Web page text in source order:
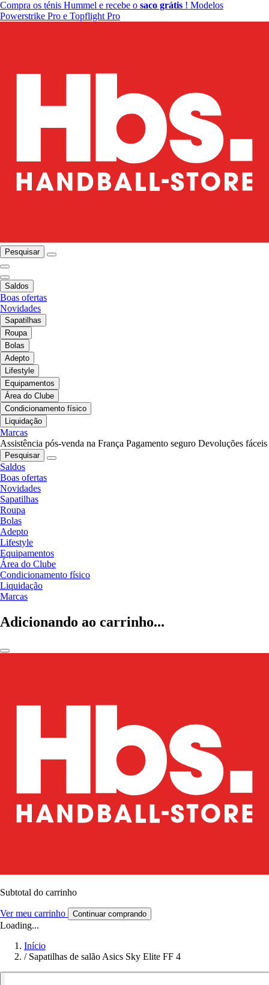
Compra os ténis Hummel e recebe o saco grátis ! Modelos
Powerstrike Pro e Topflight Pro
Pesquisar
Saldos
Boas ofertas
Novidades
Sapatilhas
Roupa
Bolas
Adepto
Lifestyle
Equipamentos
Área do Clube
Condicionamento físico
Liquidação
Marcas
Assistência pós-venda na França Pagamento seguro Devoluções fáceis
Pesquisar
Saldos
Boas ofertas
Novidades
Sapatilhas
Roupa
Bolas
Adepto
Lifestyle
Equipamentos
Área do Clube
Condicionamento físico
Liquidação
Marcas
Adicionando ao carrinho...
Subtotal do carrinho
Ver meu carrinho Continuar comprando
Loading...
Início
/ Sapatilhas de salão Asics Sky Elite FF 4